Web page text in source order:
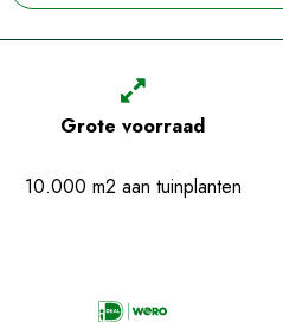
t
Grote voorraad
10.000 m2 aan tuinplanten